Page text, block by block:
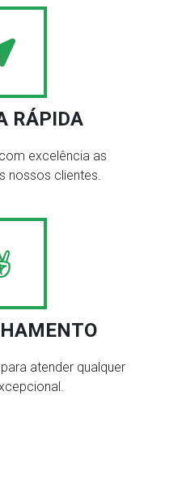
RÁPIDA
excelência as
nossos clientes.
atender qualquer